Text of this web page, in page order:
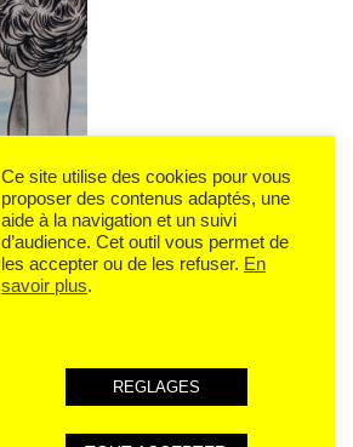
Ce site utilise des cookies pour vous
proposer des contenus adaptés, une
aide à la navigation et un suivi
d’audience. Cet outil vous permet de
les accepter ou de les refuser. En
savoir plus.
REGLAGES